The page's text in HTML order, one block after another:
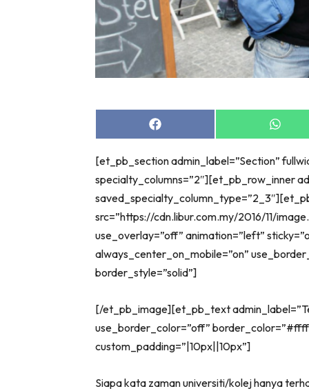
Share
on
Share
on
[et_pb_section admin_label=”Section”
specialty_columns=”2″][et_pb_row_inner
src=”https://cdn.libur.com.my/2016/11/
use_overlay=”off” animation=”left”
always_center_on_mobile=”on”
border_style=”solid”]
[/et_pb_image][et_pb_text
use_border_color=”off”
custom_padding=”|10px||10px”]
Siapa kata zaman universiti/kolej hanya